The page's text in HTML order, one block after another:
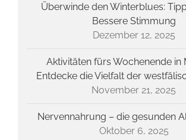
Überwinde den Winterblues:
Bessere Stimmung
Dezember 12, 2025
Aktivitäten fürs Wochenende in
Entdecke die Vielfalt der
November 21, 2025
Nervennahrung – die gesunden
Oktober 6, 2025